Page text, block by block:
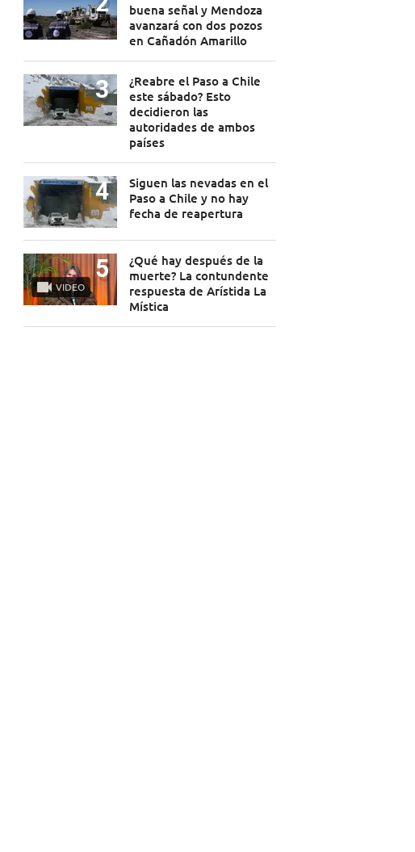
buena señal y Mendoza
avanzará con dos pozos
en Cañadón Amarillo
¿Reabre el Paso a Chile
este sábado? Esto
decidieron las
autoridades de ambos
países
Siguen las nevadas en el
Paso a Chile y no hay
fecha de reapertura
VIDEO
¿Qué hay después de la
muerte? La contundente
respuesta de Arístida La
Mística